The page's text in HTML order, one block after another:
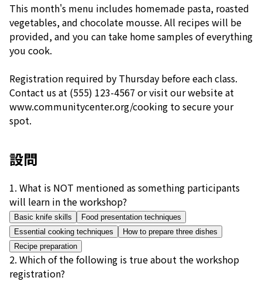
This month's menu includes homemade pasta, roasted
vegetables, and chocolate mousse. All recipes will be
provided, and you can take home samples of everything
you cook.
Registration required by Thursday before each class.
Contact us at (555) 123-4567 or visit our website at
www.communitycenter.org/cooking to secure your
spot.
設問
1. What is NOT mentioned as something participants
will learn in the workshop?
Basic knife skills
Food presentation techniques
Essential cooking techniques
How to prepare three dishes
Recipe preparation
2. Which of the following is true about the workshop
registration?